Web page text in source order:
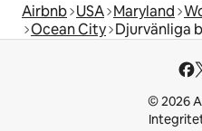
Airbnb USA Maryland
Ocean City Djurvänliga
© 2026